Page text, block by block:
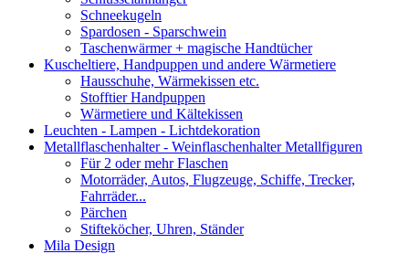
Schneekugeln
Spardosen - Sparschwein
Taschenwärmer + magische Handtücher
Kuscheltiere, Handpuppen und andere Wärmetiere
Hausschuhe, Wärmekissen etc.
Stofftier Handpuppen
Wärmetiere und Kältekissen
Leuchten - Lampen - Lichtdekoration
Metallflaschenhalter - Weinflaschenhalter Metallfiguren
Für 2 oder mehr Flaschen
Motorräder, Autos, Flugzeuge, Schiffe, Trecker,
Fahrräder...
Pärchen
Stifteköcher, Uhren, Ständer
Mila Design